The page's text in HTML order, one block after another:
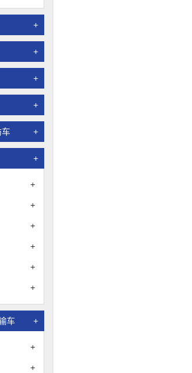
+
+
+
+
车 +
+
+
+
+
+
+
+
车 +
+
+